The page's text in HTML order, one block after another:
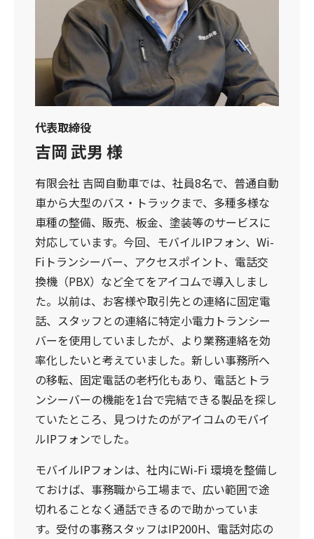
代表取締役
吉岡 武男 様
有限会社 吉岡自動車では、社員8名で、普通自動
車から大型のバス・トラックまで、多種多様な
車種の整備、販売、板金、塗装等のサービスに
対応しています。今回、モバイルIPフォン、Wi-
Fiトランシーバー、アクセスポイント、電話交
換機（PBX）など全てをアイコムで導入しまし
た。以前は、お客様や取引先との連絡に固定電
話、スタッフとの連絡に特定小電力トランシー
バーを使用していましたが、より業務連絡を効
率化したいと考えていました。新しい事務所へ
の移転、固定電話の老朽化もあり、電話とトラ
ンシーバーの機能を1台で完結できる製品を探し
ていたところ、見つけたのがアイコムのモバイ
ルIPフォンでした。
モバイルIPフォンは、社内にWi-Fi 環境を整備し
ておけば、事務職から工場まで、広い範囲で途
切れることなく通話できるので助かっていま
す。受付の事務スタッフはIP200H、電話対応の